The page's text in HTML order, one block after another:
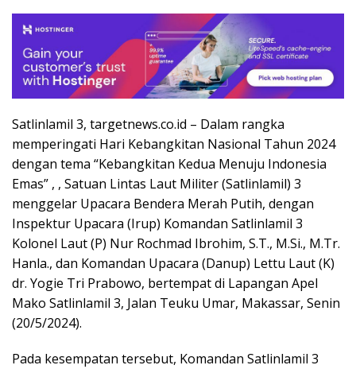
Satlinlamil 3, targetnews.co.id – Dalam rangka
memperingati Hari Kebangkitan Nasional Tahun 2024
dengan tema “Kebangkitan Kedua Menuju Indonesia
Emas” , , Satuan Lintas Laut Militer (Satlinlamil) 3
menggelar Upacara Bendera Merah Putih, dengan
Inspektur Upacara (Irup) Komandan Satlinlamil 3
Kolonel Laut (P) Nur Rochmad Ibrohim, S.T., M.Si., M.Tr.
Hanla., dan Komandan Upacara (Danup) Lettu Laut (K)
dr. Yogie Tri Prabowo, bertempat di Lapangan Apel
Mako Satlinlamil 3, Jalan Teuku Umar, Makassar, Senin
(20/5/2024).
Pada kesempatan tersebut, Komandan Satlinlamil 3